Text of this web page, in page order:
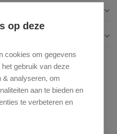
op deze
cookies om gegevens
gebruik van deze
& analyseren, om
aan te bieden en
te verbeteren en